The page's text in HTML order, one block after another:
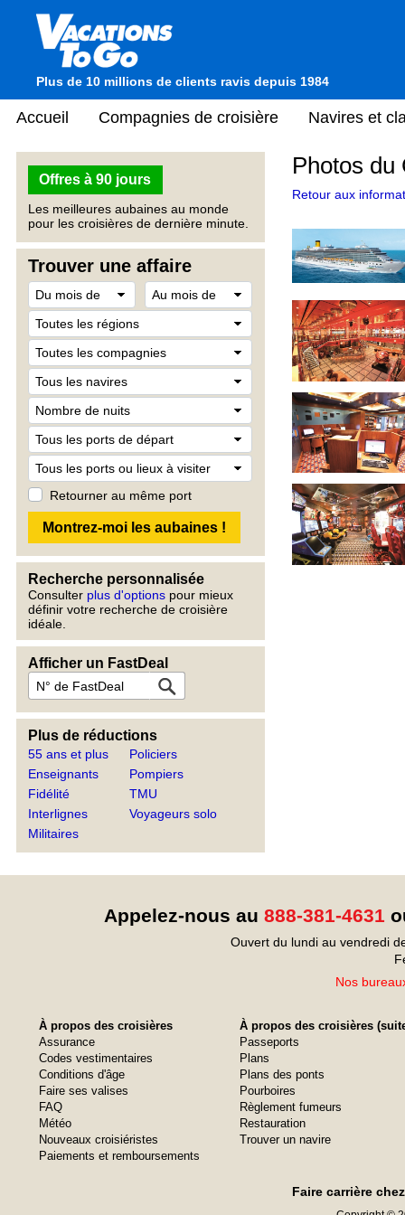
Plus de 10 millions de clients ravis depuis 1984
Accueil Compagnies de croisière Navires et
Offres à 90 jours
Les meilleures aubaines au monde
pour les croisières de dernière minute.
Trouver une affaire
Retourner au même port
Recherche personnalisée
Consulter plus d'options pour mieux
définir votre recherche de croisière
idéale.
Afficher un FastDeal
Plus de réductions
55 ans et plus
Enseignants
Fidélité
Interlignes
Militaires
Policiers
Pompiers
TMU
Voyageurs solo
Photos du
Retour aux
Appelez-nous au 888-381-4631
Ouvert du lundi au vendredi
Nos
À propos des croisières
Assurance
Codes vestimentaires
Conditions d'âge
Faire ses valises
FAQ
Météo
Nouveaux croisiéristes
Paiements et remboursements
À propos des croisières
Passeports
Plans
Plans des ponts
Pourboires
Règlement fumeurs
Restauration
Trouver un navire
Faire carrière